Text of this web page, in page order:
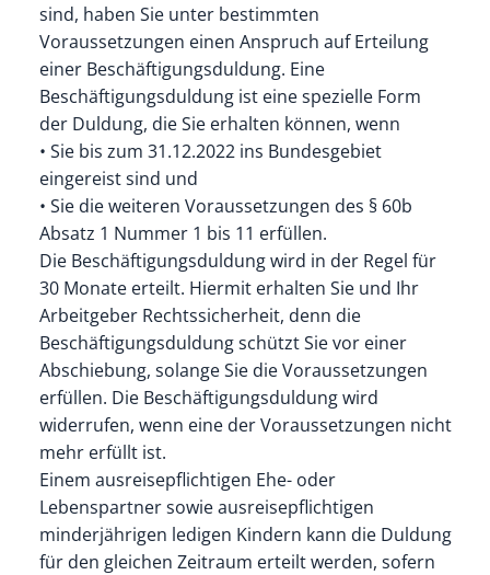
sind, haben Sie unter bestimmten
Voraussetzungen einen Anspruch auf Erteilung
einer Beschäftigungsduldung. Eine
Beschäftigungsduldung ist eine spezielle Form
der Duldung, die Sie erhalten können, wenn
• Sie bis zum 31.12.2022 ins Bundesgebiet
eingereist sind und
• Sie die weiteren Voraussetzungen des § 60b
Absatz 1 Nummer 1 bis 11 erfüllen.
Die Beschäftigungsduldung wird in der Regel für
30 Monate erteilt. Hiermit erhalten Sie und Ihr
Arbeitgeber Rechtssicherheit, denn die
Beschäftigungsduldung schützt Sie vor einer
Abschiebung, solange Sie die Voraussetzungen
erfüllen. Die Beschäftigungsduldung wird
widerrufen, wenn eine der Voraussetzungen nicht
mehr erfüllt ist.
Einem ausreisepflichtigen Ehe- oder
Lebenspartner sowie ausreisepflichtigen
minderjährigen ledigen Kindern kann die Duldung
für den gleichen Zeitraum erteilt werden, sofern